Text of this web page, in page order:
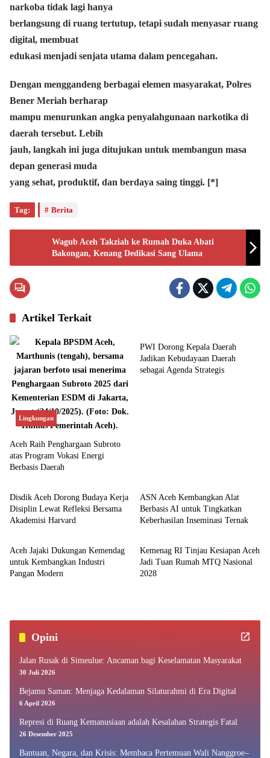
narkoba tidak lagi hanya
berlangsung di ruang tertutup, tetapi sudah menyasar ruang
digital, membuat
edukasi menjadi senjata utama dalam pencegahan.
Dengan menggandeng berbagai elemen masyarakat, Polres
Bener Meriah berharap
mampu menurunkan angka penyalahgunaan narkotika di
daerah tersebut. Lebih
jauh, langkah ini juga ditujukan untuk membangun masa
depan generasi muda
yang sehat, produktif, dan berdaya saing tinggi. [*]
Tag: Berita
Wagub Aceh Takziah ke Rumah Duka Abati
Bakongan, Kenang Dedikasi Sang Ulama
Artikel Terkait
Lingkungan
Aceh Raih Penghargaan Subroto
atas Program Vokasi Energi
Berbasis Daerah
PWI Dorong Kepala Daerah
Jadikan Kebudayaan Daerah
sebagai Agenda Strategis
Aceh
Disdik Aceh Dorong Budaya Kerja
Disiplin Lewat Refleksi Bersama
Akademisi Harvard
ASN Aceh Kembangkan Alat
Berbasis AI untuk Tingkatkan
Keberhasilan Inseminasi Ternak
Aceh
Aceh Jajaki Dukungan Kemendag
untuk Kembangkan Industri
Pangan Modern
Aceh
Kemenag RI Tinjau Kesiapan Aceh
Jadi Tuan Rumah MTQ Nasional
2028
Opini
Jalan Rusak di Simeulue: Ancaman bagi Keselamatan Masyarakat
30 Juli 2026
Bejamu Saman: Menjaga Kedalaman Silaturahmi di Era Digital
6 April 2026
Represi di Ruang Kemanusiaan adalah Kesalahan Strategis Fatal
26 Desember 2025
Bantuan, Negara, dan Krisis: Membaca Pertemuan Wali Nanggroe–